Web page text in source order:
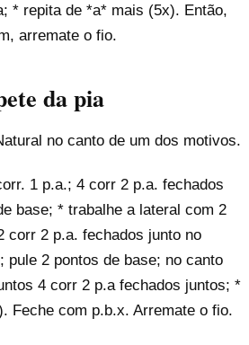
* repita de *a* mais (5x). Então,
arremate o fio.
da pia
no canto de um dos motivos.
1 p.a.; 4 corr 2 p.a. fechados
base; * trabalhe a lateral com 2
corr 2 p.a. fechados junto no
pule 2 pontos de base; no canto
4 corr 2 p.a fechados juntos; *
Feche com p.b.x. Arremate o fio.